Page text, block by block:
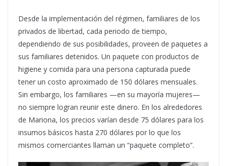
Desde la implementación del régimen, familiares de los
privados de libertad, cada periodo de tiempo,
dependiendo de sus posibilidades, proveen de paquetes a
sus familiares detenidos. Un paquete con productos de
higiene y comida para una persona capturada puede
tener un costo aproximado de 150 dólares mensuales.
Sin embargo, los familiares —en su mayoría mujeres—
no siempre logran reunir este dinero. En los alrededores
de Mariona, los precios varían desde 75 dólares para los
insumos básicos hasta 270 dólares por lo que los
mismos comerciantes llaman un “paquete completo”.